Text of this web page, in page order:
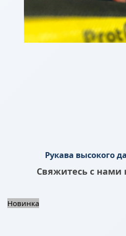
Рукава высокого
Свяжитесь с нами
Новинка